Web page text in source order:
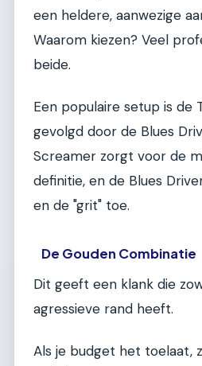
een heldere, aanwezige
Waarom kiezen? Veel
beide.
Een populaire setup is de
gevolgd door de Blues
Screamer zorgt voor de
definitie, en de Blues
en de "grit" toe.
De Gouden Combinatie
Dit geeft een klank die
agressieve rand heeft.
Als je budget het toelaat,